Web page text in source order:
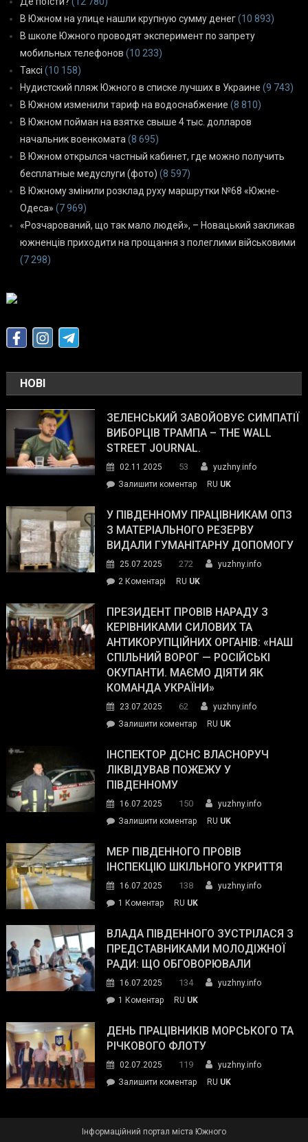
В Южном на улице нашли крупную сумму денег(10 893)
В школе Южного проводят эксперимент по запрету
мобильных телефонов (10 233)
Таксі (10 158)
Нудистский пляж Южного в списке лучших в Украине (9 743)
В Южном изменили тариф на водоснабжение (8 810)
В Южном пойман на взятке свыше 4 тыс. долларов
начальник военкомата (8 695)
В Южном открылся частный кабинет, где можно получить
бесплатные медуслуги (фото) (8 597)
В Южному змінили розклад руху маршрутки №68 «Южне-
Одеса» (7 969)
«Розчарований, що так мало людей», – Новацький закликав
южненців приходити на прощання з полеглими військовими
(7 298)
НОВІ
ЗЕЛЕНСЬКИЙ ЗАВОЙОВУЄ СИМПАТІЇ
ВИБОРЦІВ ТРАМПА – THE WALL
STREET JOURNAL.
02.11.2025 53
yuzhny.info
Залишити коментарon
завойовує
симпатії
виборців
The
Street
Journal.
RU UK
У ПІВДЕННОМУ ПРАЦІВНИКАМ ОПЗ
З МАТЕРІАЛЬНОГО РЕЗЕРВУ
ВИДАЛИ ГУМАНІТАРНУ ДОПОМОГУ
25.07.2025 272
yuzhny.info
2 Коментарі
Південному
працівникам
ОПЗ
з
матеріального
резерву
гуманітарну
допомогу
RU UK
ПРЕЗИДЕНТ ПРОВІВ НАРАДУ З
КЕРІВНИКАМИ СИЛОВИХ ТА
АНТИКОРУПЦІЙНИХ ОРГАНІВ: «НАШ
СПІЛЬНИЙ ВОРОГ — РОСІЙСЬКІ
ОКУПАНТИ. МАЄМО ДІЯТИ ЯК
КОМАНДА УКРАЇНИ»
23.07.2025 62
yuzhny.info
Залишити коментарon
провів
нараду
силових
та
органів:
«Наш
спільний
окупанти.
Маємо
діяти
команда
RU UK
ІНСПЕКТОР ДСНС ВЛАСНОРУЧ
ЛІКВІДУВАВ ПОЖЕЖУ У
ПІВДЕННОМУ
16.07.2025 150
yuzhny.info
Залишити коментарon
ДСНС
власноруч
пожежу
у
RU UK
МЕР ПІВДЕННОГО ПРОВІВ
ІНСПЕКЦІЮ ШКІЛЬНОГО УКРИТТЯ
16.07.2025 138
yuzhny.info
1 Коментардо
Південного
провів
інспекцію
укриття
RU UK
ВЛАДА ПІВДЕННОГО ЗУСТРІЛАСЯ З
ПРЕДСТАВНИКАМИ МОЛОДІЖНОЇ
РАДИ: ЩО ОБГОВОРЮВАЛИ
16.07.2025 134
yuzhny.info
1 Коментардо
Південного
зустрілася
представниками
молодіжної
обговорювали
RU UK
ДЕНЬ ПРАЦІВНИКІВ МОРСЬКОГО ТА
РІЧКОВОГО ФЛОТУ
02.07.2025 119
yuzhny.info
Залишити коментарon
RU UK
Інформаційний портал міста Южного